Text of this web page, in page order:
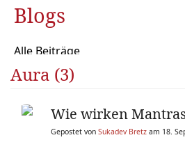
Blogs
Alle Beiträge
Aura (3)
Wie wirken
Gepostet von Sukadev Bretz am 18.